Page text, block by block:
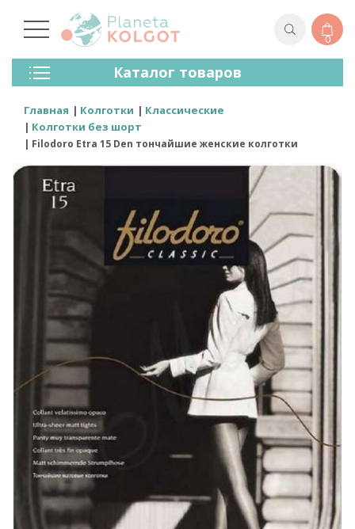
0
Каталог товаров
Колготки
Чулки
Лосины (леггинсы)
Носки И Гольфы
Для Мужчин
Для Детей
Главная Колготки
Классические
Колготки без шорт
Filodoro Etra 15 Den тончайшие женские колготки